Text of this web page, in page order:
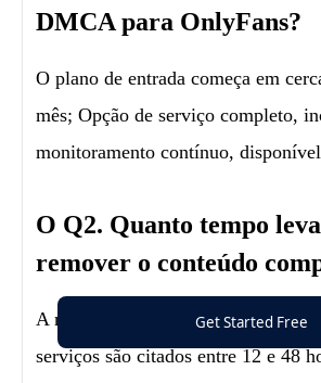
DMCA para OnlyFans?
O plano de entrada começa em
mês; Opção de serviço completo,
monitoramento contínuo,
O Q2. Quanto tempo
remover o conteúdo
A média Erasa é de 6 horas,
serviços são citados entre 12 e 48
Get Started Free